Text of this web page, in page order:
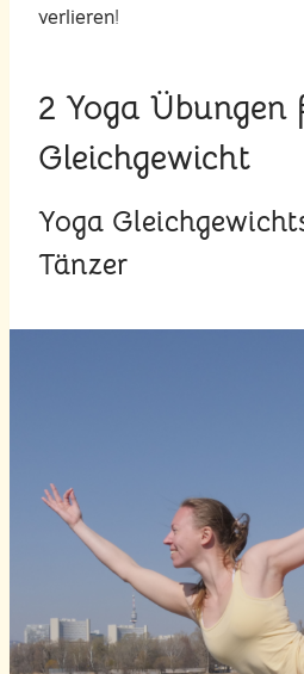
verlieren!
2 Yoga Übungen
Gleichgewicht
Yoga
Tänzer